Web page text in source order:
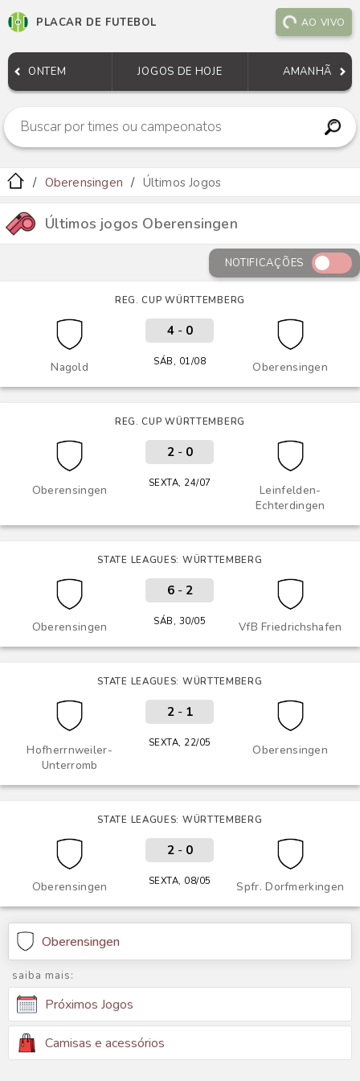
PLACAR DE FUTEBOL AO VIVO
ONTEM JOGOS DE HOJE AMANHÃ
Oberensingen Últimos Jogos
Últimos jogos Oberensingen
NOTIFICAÇÕES
REG. CUP WÜRTTEMBERG
Nagold Oberensingen
4- 0
SÁB, 01/08
REG. CUP WÜRTTEMBERG
Oberensingen
Leinfelden-
Echterdingen
2- 0
SEXTA, 24/07
STATE LEAGUES: WÜRTTEMBERG
Oberensingen VfB Friedrichshafen
6- 2
SÁB, 30/05
STATE LEAGUES: WÜRTTEMBERG
Hofherrnweiler-
Unterromb
Oberensingen
2- 1
SEXTA, 22/05
STATE LEAGUES: WÜRTTEMBERG
Oberensingen Spfr. Dorfmerkingen
2- 0
SEXTA, 08/05
Oberensingen
saiba mais:
Próximos Jogos
Camisas e acessórios